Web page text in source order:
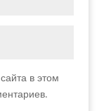
в этом